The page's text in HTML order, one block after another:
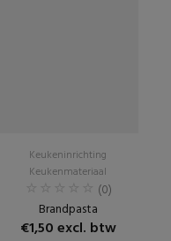
Keukeninrichting
Keukenmateriaal
(0)
Brandpasta
€1,50 excl. btw